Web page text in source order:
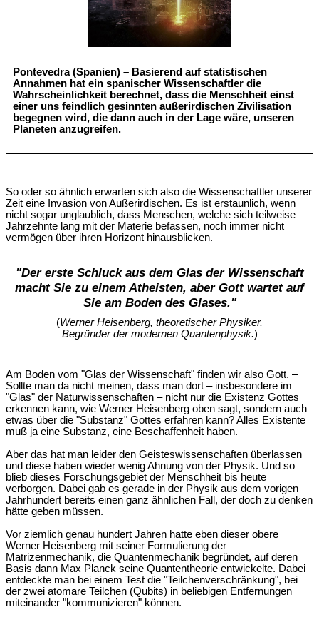
Pontevedra (Spanien) – Basierend auf statistischen
Annahmen hat ein spanischer Wissenschaftler die
Wahrscheinlichkeit berechnet, dass die Menschheit einst
einer uns feindlich gesinnten außerirdischen Zivilisation
begegnen wird, die dann auch in der Lage wäre, unseren
Planeten anzugreifen.
So oder so ähnlich erwarten sich also die Wissenschaftler unserer
Zeit eine Invasion von Außerirdischen. Es ist erstaunlich, wenn
nicht sogar unglaublich, dass Menschen, welche sich teilweise
Jahrzehnte lang mit der Materie befassen, noch immer nicht
vermögen über ihren Horizont hinausblicken.
"Der erste Schluck aus dem Glas der Wissenschaft
macht Sie zu einem Atheisten, aber Gott wartet auf
Sie am Boden des Glases."
(Werner Heisenberg, theoretischer Physiker,
Begründer der modernen Quantenphysik.)
Am Boden vom "Glas der Wissenschaft" finden wir also Gott. –
Sollte man da nicht meinen, dass man dort – insbesondere im
"Glas" der Naturwissenschaften – nicht nur die Existenz Gottes
erkennen kann, wie Werner Heisenberg oben sagt, sondern auch
etwas über die "Substanz" Gottes erfahren kann? Alles Existente
muß ja eine Substanz, eine Beschaffenheit haben.
Aber das hat man leider den Geisteswissenschaften überlassen
und diese haben wieder wenig Ahnung von der Physik. Und so
blieb dieses Forschungsgebiet der Menschheit bis heute
verborgen. Dabei gab es gerade in der Physik aus dem vorigen
Jahrhundert bereits einen ganz ähnlichen Fall, der doch zu denken
hätte geben müssen.
Vor ziemlich genau hundert Jahren hatte eben dieser obere
Werner Heisenberg mit seiner Formulierung der
Matrizenmechanik, die Quantenmechanik begründet, auf deren
Basis dann Max Planck seine Quantentheorie entwickelte. Dabei
entdeckte man bei einem Test die "Teilchenverschränkung", bei
der zwei atomare Teilchen (Qubits) in beliebigen Entfernungen
miteinander "kommunizieren" können.